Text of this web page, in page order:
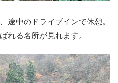
途中のドライブインで休憩。
れる名所が見れます。